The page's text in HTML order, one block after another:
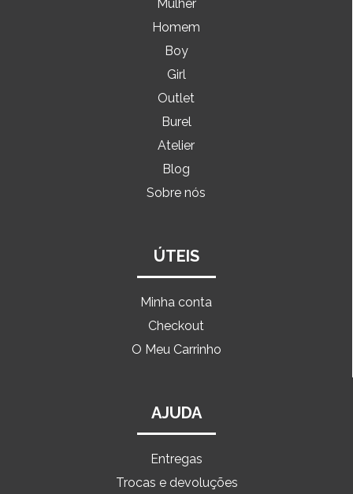
Mulher
Homem
Boy
Girl
Outlet
Burel
Atelier
Blog
Sobre nós
ÚTEIS
Minha conta
Checkout
O Meu Carrinho
AJUDA
Entregas
Trocas e devoluções